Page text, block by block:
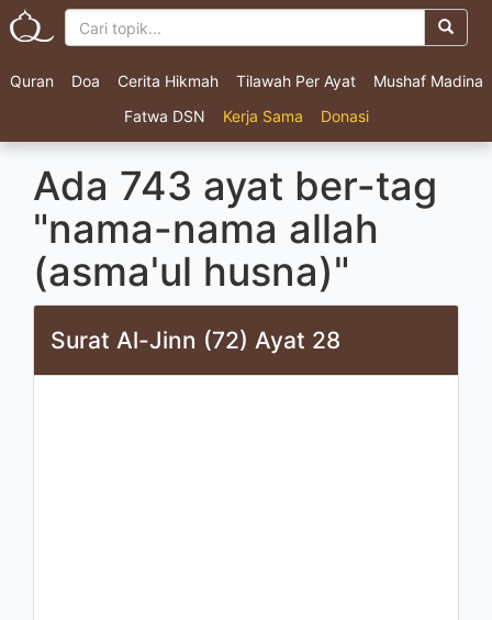
Quran Doa Cerita Hikmah Tilawah Per Ayat
Mushaf Madina
Fatwa DSN
Kerja Sama Donasi
Ada 743 ayat ber-tag
"nama-nama allah
(asma'ul husna)"
Surat Al-Jinn (72) Ayat 28